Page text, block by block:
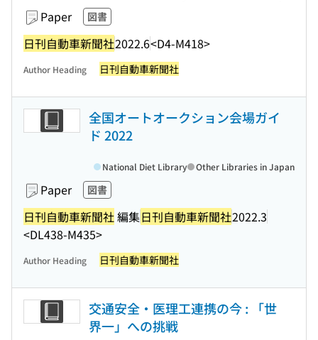
Paper 図書
日刊自動車新聞社2022.6<D4-M418>
Author Heading 日刊自動車新聞社
全国オートオークション会場ガイ
ド 2022
Paper 図書
日刊自動車新聞社編集日刊自動車新聞社2022.3
<DL438-M435>
National Diet Library Other Libraries in Japan
Author Heading 日刊自動車新聞社
交通安全・医理工連携の今 : 「世
界一」への挑戦